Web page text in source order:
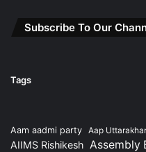
Subscribe To Our
Tags
Aam aadmi party Aap
AIIMS Rishikesh Assembly